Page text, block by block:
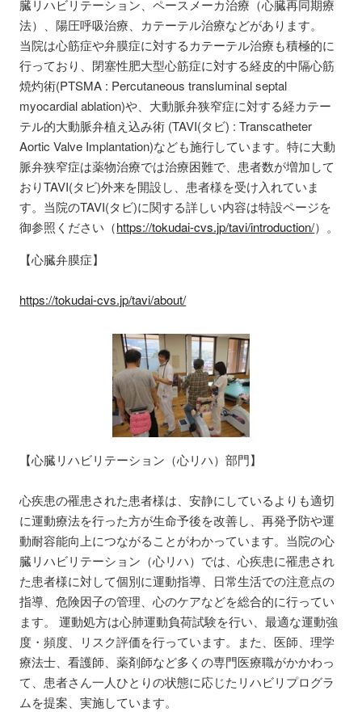
臓リハビリテーション、ペースメーカ治療（心臓再同期療
法）、陽圧呼吸治療、カテーテル治療などがあります。
当院は心筋症や弁膜症に対するカテーテル治療も積極的に
行っており、閉塞性肥大型心筋症に対する経皮的中隔心筋
焼灼術(PTSMA : Percutaneous transluminal septal
myocardial ablation)や、大動脈弁狭窄症に対する経カテー
テル的大動脈弁植え込み術 (TAVI(タビ) : Transcatheter
Aortic Valve Implantation)なども施行しています。特に大動
脈弁狭窄症は薬物治療では治療困難で、患者数が増加して
おりTAVI(タビ)外来を開設し、患者様を受け入れていま
す。当院のTAVI(タビ)に関する詳しい内容は特設ページを
御参照ください（https://tokudai-cvs.jp/tavi/introduction/）。
【心臓弁膜症】
https://tokudai-cvs.jp/tavi/about/
【心臓リハビリテーション（心リハ）部門】
心疾患の罹患された患者様は、安静にしているよりも適切
に運動療法を行った方が生命予後を改善し、再発予防や運
動耐容能向上につながることがわかっています。当院の心
臓リハビリテーション（心リハ）では、心疾患に罹患され
た患者様に対して個別に運動指導、日常生活での注意点の
指導、危険因子の管理、心のケアなどを総合的に行ってい
ます。 運動処方は心肺運動負荷試験を行い、最適な運動強
度・頻度、リスク評価を行っています。また、医師、理学
療法士、看護師、薬剤師など多くの専門医療職がかかわっ
て、患者さん一人ひとりの状態に応じたリハビリプログラ
ムを提案、実施しています。